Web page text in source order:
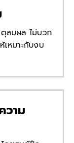
ตุสมผล ไม่บวก
เหมาะกับงบ
าม